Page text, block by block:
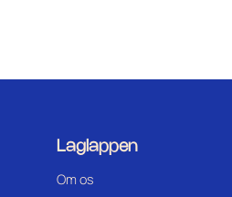
Laglappen
Om os